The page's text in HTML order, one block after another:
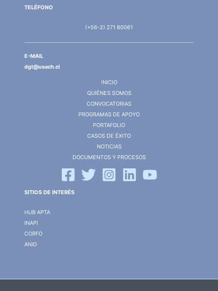
TELÉFONO
(+56-2) 271 80061
E-MAIL
dgt@usach.cl
INICIO
QUIÉNES SOMOS
CONVOCATORIAS
PROGRAMAS DE APOYO
PORTAFOLIO
CASOS DE ÉXITO
NOTICIAS
DOCUMENTOS Y PROCESOS
SITIOS DE INTERÉS
HUB APTA
INAPI
CORFO
ANID